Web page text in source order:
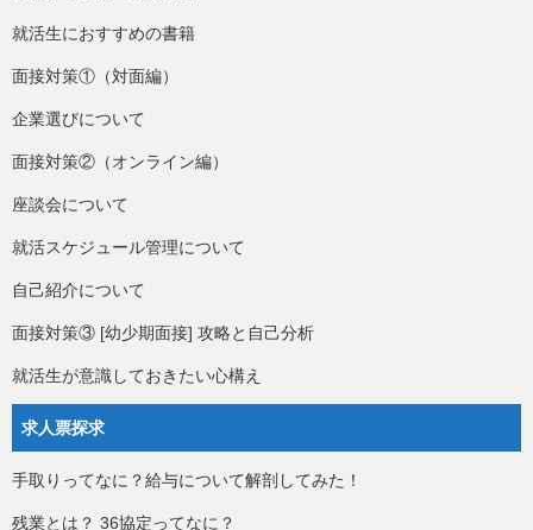
就活生におすすめの書籍
面接対策①（対面編）
企業選びについて
面接対策②（オンライン編）
座談会について
就活スケジュール管理について
自己紹介について
面接対策③ [幼少期面接] 攻略と自己分析
就活生が意識しておきたい心構え
求人票探求
手取りってなに？給与について解剖してみた！
残業とは？ 36協定ってなに？